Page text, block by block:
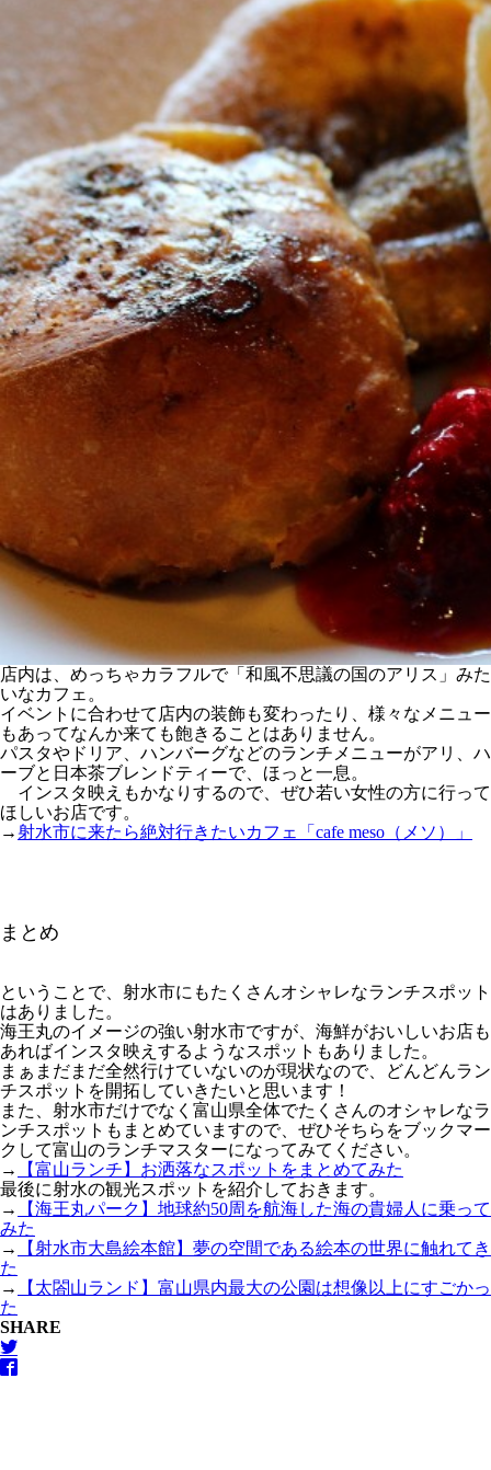
店内は、めっちゃカラフルで「和風不思議の国のアリス」みた
いなカフェ。
イベントに合わせて店内の装飾も変わったり、様々なメニュー
もあってなんか来ても飽きることはありません。
パスタやドリア、ハンバーグなどのランチメニューがアリ、ハ
ーブと日本茶ブレンドティーで、ほっと一息。
インスタ映えもかなりするので、ぜひ若い女性の方に行って
ほしいお店です。
→射水市に来たら絶対行きたいカフェ「cafe meso（メソ）」
まとめ
ということで、射水市にもたくさんオシャレなランチスポット
はありました。
海王丸のイメージの強い射水市ですが、海鮮がおいしいお店も
あればインスタ映えするようなスポットもありました。
まぁまだまだ全然行けていないのが現状なので、どんどんラン
チスポットを開拓していきたいと思います！
また、射水市だけでなく富山県全体でたくさんのオシャレなラ
ンチスポットもまとめていますので、ぜひそちらをブックマー
クして富山のランチマスターになってみてください。
→
【富山ランチ】お洒落なスポットをまとめてみた
最後に射水の観光スポットを紹介しておきます。
→
【海王丸パーク】地球約50周を航海した海の貴婦人に乗って
みた
→
【射水市大島絵本館】夢の空間である絵本の世界に触れてき
た
→
【太閤山ランド】富山県内最大の公園は想像以上にすごかっ
た
SHARE